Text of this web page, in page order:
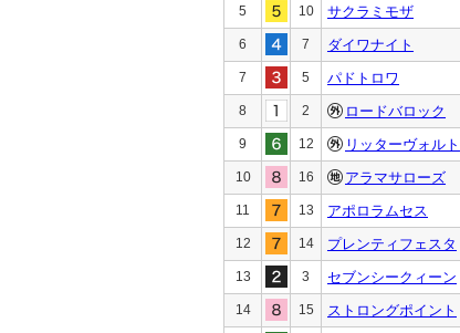
5 10 サクラミモザ
6 7 ダイワナイト
7 5 パドトロワ
8 2 ロードバロック
9 12 リッターヴォルト
10 16 アラマサローズ
11 13 アポロラムセス
12 14 プレンティフェスタ
13 3 セブンシークィーン
14 15 ストロングポイント